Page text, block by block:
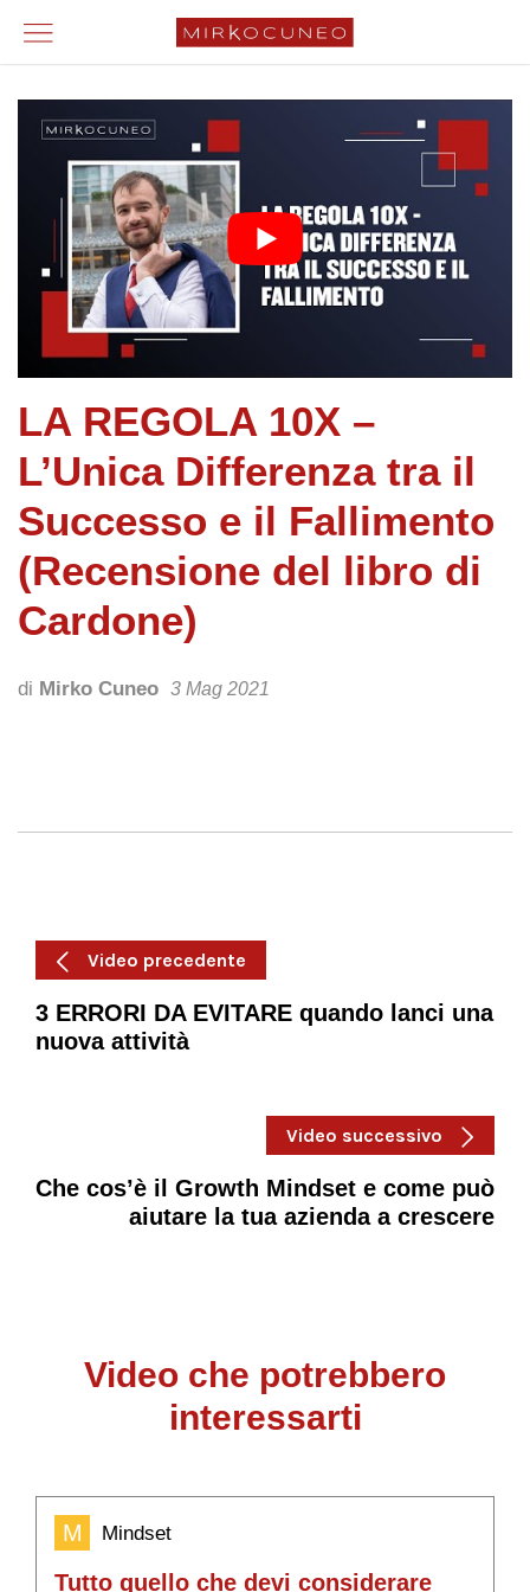
LA REGOLA 10X –
L’Unica Differenza tra il
Successo e il Fallimento
(Recensione del libro di
Cardone)
di Mirko Cuneo 3 Mag 2021
Video precedente
3 ERRORI DA EVITARE quando lanci una
nuova attività
Video successivo
Che cos’è il Growth Mindset e come può
aiutare la tua azienda a crescere
Video che potrebbero
interessarti
M Mindset
Tutto quello che devi considerare